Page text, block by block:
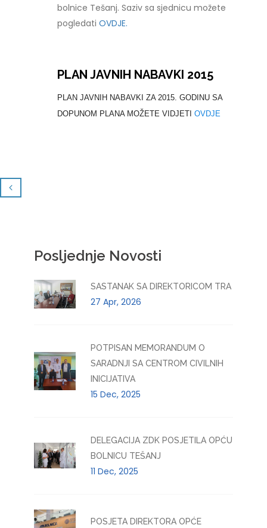
bolnice Tešanj. Saziv sa sjednicu možete
pogledatiOVDJE.
PLAN JAVNIH NABAVKI 2015
PLAN JAVNIH NABAVKI ZA 2015. GODINU SA
DOPUNOM PLANA MOŽETE VIDJETIOVDJE
Posljednje Novosti
SASTANAK SA DIREKTORICOM TRA
27 Apr, 2026
POTPISAN MEMORANDUM O
SARADNJI SA CENTROM CIVILNIH
INICIJATIVA
15 Dec, 2025
DELEGACIJA ZDK POSJETILA OPĆU
BOLNICU TEŠANJ
11 Dec, 2025
POSJETA DIREKTORA OPĆE